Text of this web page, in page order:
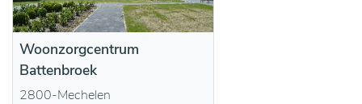
Woonzorgcentrum
Battenbroek
2800-Mechelen